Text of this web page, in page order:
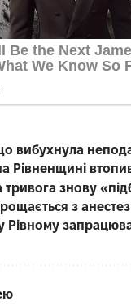
вибухнула
Рівненщині
тривога знову
з
у Рівному